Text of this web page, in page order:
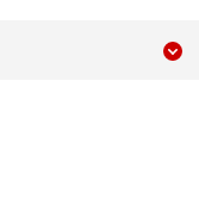
アリング 取り扱い